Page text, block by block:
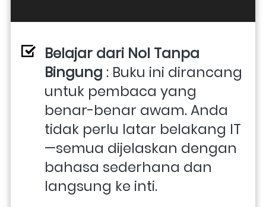
Belajar dari Nol Tanpa
Bingung : Buku ini dirancang
untuk pembaca yang
benar-benar awam. Anda
tidak perlu latar belakang IT
—semua dijelaskan dengan
bahasa sederhana dan
langsung ke inti.